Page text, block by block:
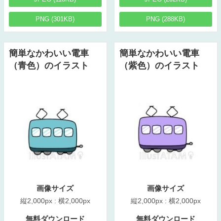
PNG (301KB) PNG (288KB)
簡単なかわいい電車
（青色）のイラスト
画像サイズ
縦2,000px : 横2,000px
無料ダウンロード
簡単なかわいい電車
（紫色）のイラスト
画像サイズ
縦2,000px : 横2,000px
無料ダウンロード